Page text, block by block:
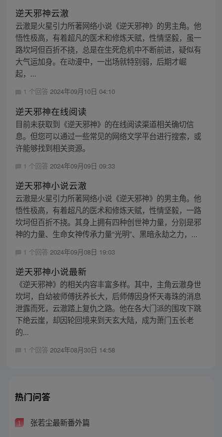
逆天邪神云澈
云澈是火星引力所著网络小说《逆天邪神》的男主角。他
悟性极高，有着超凡的医术和修炼天赋，性情坚毅，虽一
路坎坷但百折不挠，总是在生死危机中不断前进，疑似有
大气运加身。在动漫中，一出场就特别弱，后期才崛
起，...
1 个回答 2024年09月10日 04:10
逆天邪神在线阅读
目前未获取到《逆天邪神》的在线阅读渠道相关确切信
息。但您可以通过一些常见的网络文学平台进行搜索，或
许能够找到相关资源。
1 个回答 2024年09月09日 09:33
逆天邪神小说云澈
云澈是火星引力所著网络小说《逆天邪神》的男主角。他
悟性极高，有着超凡的医术和修炼天赋，性情坚毅，一路
坎坷但百折不挠。其身上拥有四种创世神力量，分别是邪
神的力量、生命女神传承力量“光明”、黑暗永劫之力，...
1 个回答 2024年09月08日 19:03
逆天邪神小说最新
《逆天邪神》的相关内容丰富多样。其中，主角云澈身世
坎坷，自幼被师傅抚养长大，后师傅因身怀天毒珠的消息
泄露而死，云澈踏上复仇之路。他在各大门派的围攻下跳
下绝云崖，却因轮回境来到天玄大陆，成为萧门五长老
的...
1 个回答 2024年08月30日 14:58
热门问答
1 张若尘最新番外篇